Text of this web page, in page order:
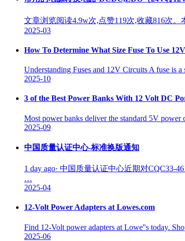
文章浏览阅读4.9w次,点赞119次,收藏816次
2025-03
How To Determine What Size Fuse To Use 12V
Understanding Fuses and 12V Circuits A fuse is
2025-10
3 of the Best Power Banks With 12 Volt DC
Most power banks deliver the standard 5V
2025-09
中国质量认证中心-标准换版通知
1 day ago· 中国质量认证中心近期对
…
2025-04
12-Volt Power Adapters at Lowes.com
Find 12-Volt power adapters at Lowe''s today.
2025-06